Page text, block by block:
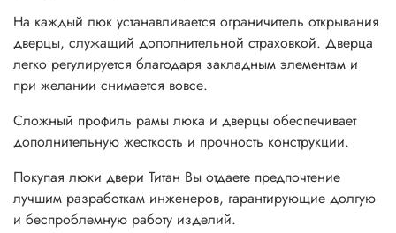
На каждый люк устанавливается ограничитель открывания
дверцы, служащий дополнительной страховкой. Дверца
легко регулируется благодаря закладным элементам и
при желании снимается вовсе.
Сложный профиль рамы люка и дверцы обеспечивает
дополнительную жесткость и прочность конструкции.
Покупая люки двери Титан Вы отдаете предпочтение
лучшим разработкам инженеров, гарантирующие долгую
и беспроблемную работу изделий.